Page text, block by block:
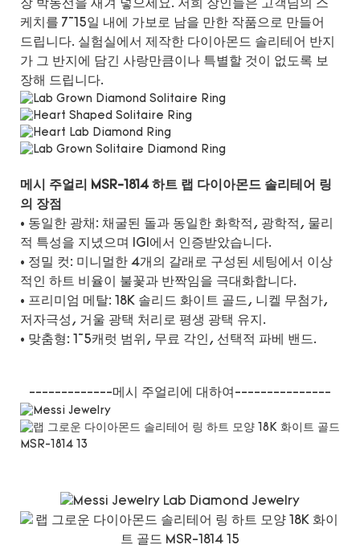
장 박동선을 새겨 넣으세요. 저희 장인들은 고객님의 스
케치를 7~15일 내에 가보로 남을 만한 작품으로 만들어
드립니다. 실험실에서 제작한 다이아몬드 솔리테어 반지
가 그 반지에 담긴 사랑만큼이나 특별할 것이 없도록 보
장해 드립니다.
메시 주얼리 MSR-1814 하트 랩 다이아몬드 솔리테어 링
의 장점
• 동일한 광채: 채굴된 돌과 동일한 화학적, 광학적, 물리
적 특성을 지녔으며 IGI에서 인증받았습니다.
• 정밀 컷: 미니멀한 4개의 갈래로 구성된 세팅에서 이상
적인 하트 비율이 불꽃과 반짝임을 극대화합니다.
• 프리미엄 메탈: 18K 솔리드 화이트 골드, 니켈 무첨가,
저자극성, 거울 광택 처리로 평생 광택 유지.
• 맞춤형: 1~5캐럿 범위, 무료 각인, 선택적 파베 밴드.
-------------메시 주얼리에 대하여---------------